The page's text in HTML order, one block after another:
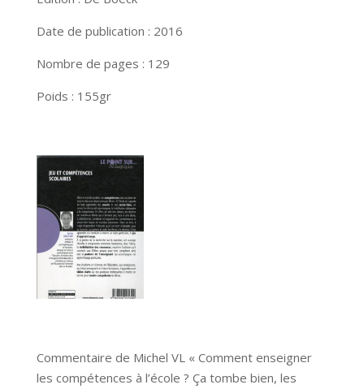
Date de publication : 2016
Nombre de pages : 129
Poids : 155gr
Commentaire de Michel VL « Comment enseigner
les compétences à l’école ? Ça tombe bien, les